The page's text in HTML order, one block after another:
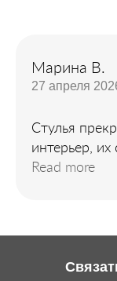
Марина В.
27 апреля
Стулья
интерьер,
Read more